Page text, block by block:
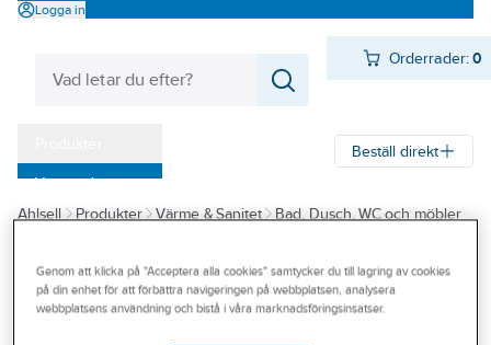
Logga in
Orderrader:0
Varumärken
Kampanjer
Branscher
Beställ direkt
Ahlsell Produkter Värme & Sanitet
Bad, Dusch, WC och möbler
Utloppspipar för badkarsblandare
Genom att klicka på "Acceptera alla cookies" samtycker du till lagring av cookies
på din enhet för att förbättra navigeringen på webbplatsen, analysera
webbplatsens användning och bistå i våra marknadsföringsinsatser.